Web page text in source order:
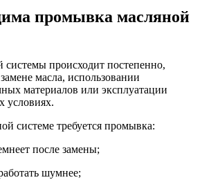
промывка масляной
системы происходит постепенно,
масла, использовании
материалов или эксплуатации
условиях.
системе требуется промывка:
после замены;
шумнее;